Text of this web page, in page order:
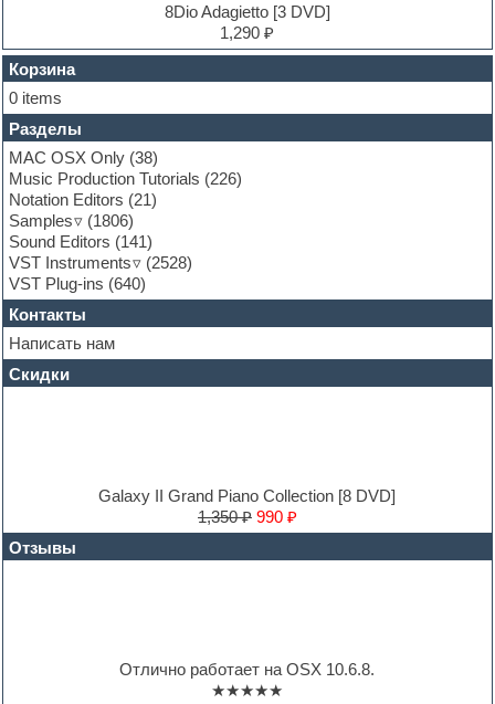
FL Studio
Flute
Folk samples
Fruityloops
Funk
Garritan
General MIDI kits
Guitar emulation
Guitar loops
Guitar processing and effects
Hands-up samples
Hardstyle
Heavy metal sample packs
Hip-hop
House music
Hypersonic
Jazz
Maschine Expansion
Massive presets
Mastering plug-ins
Notation software
8Dio Adagietto [3 DVD]
1,290 ₽
Корзина
0 items
Разделы
MAC OSX Only (38)
Music Production Tutorials (226)
Notation Editors (21)
Samples
(1806)
Sound Editors (141)
VST Instruments
(2528)
VST Plug-ins (640)
Контакты
Написать нам
Скидки
Galaxy II Grand Piano Collection [8 DVD]
1,350 ₽ 990 ₽
Отзывы
Отлично работает на OSX 10.6.8.
★★★★★